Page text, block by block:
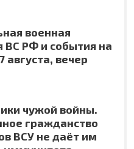
военная
ВС РФ и события на
августа, вечер
чужой войны.
гражданство
ВСУ не даёт им